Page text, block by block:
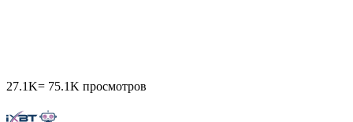
27.1K= 75.1K просмотров